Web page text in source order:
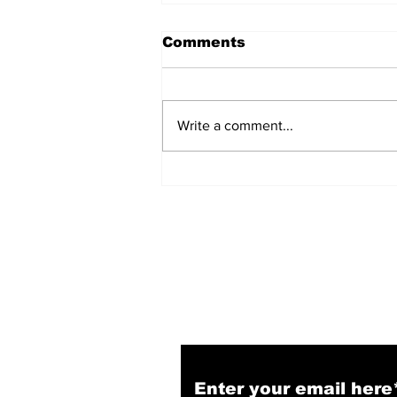
Comments
Write a comment...